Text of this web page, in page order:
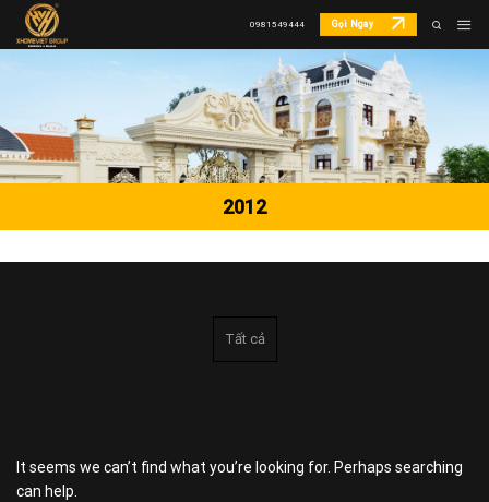
Skip
0981549444 Gọi Ngay
2012
Tất cả
It seems we can’t find what you’re looking for. Perhaps searching
can help.